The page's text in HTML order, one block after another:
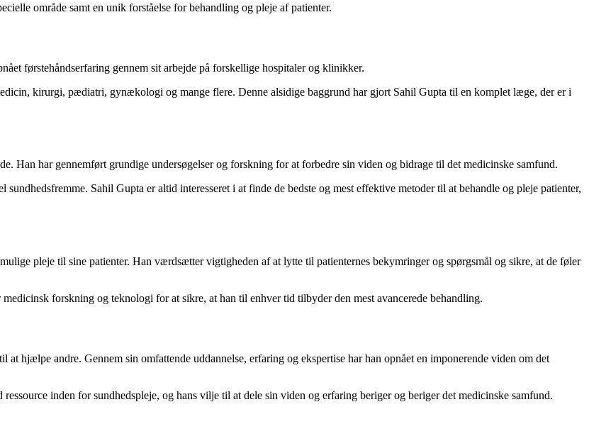
område samt en unik forståelse for behandling og pleje af patienter.
førstehåndserfaring gennem sit arbejde på forskellige hospitaler og klinikker.
kirurgi, pædiatri, gynækologi og mange flere. Denne alsidige baggrund har gjort Sahil Gupta til en komplet læge, der er i
Han har gennemført grundige undersøgelser og forskning for at forbedre sin viden og bidrage til det medicinske samfund.
Sahil Gupta er altid interesseret i at finde de bedste og mest effektive metoder til at behandle og pleje patienter,
pleje til sine patienter. Han værdsætter vigtigheden af ​​at lytte til patienternes bekymringer og spørgsmål og sikre, at de føler
forskning og teknologi for at sikre, at han til enhver tid tilbyder den mest avancerede behandling.
hjælpe andre. Gennem sin omfattende uddannelse, erfaring og ekspertise har han opnået en imponerende viden om det
inden for sundhedspleje, og hans vilje til at dele sin viden og erfaring beriger og beriger det medicinske samfund.